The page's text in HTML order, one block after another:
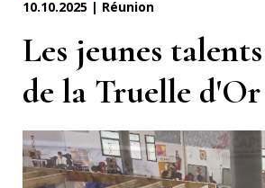
10.10.2025 | Réunion
Les jeunes
de la Truelle d'Or